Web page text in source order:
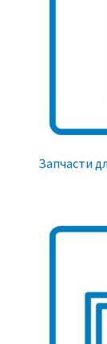
Запчасти